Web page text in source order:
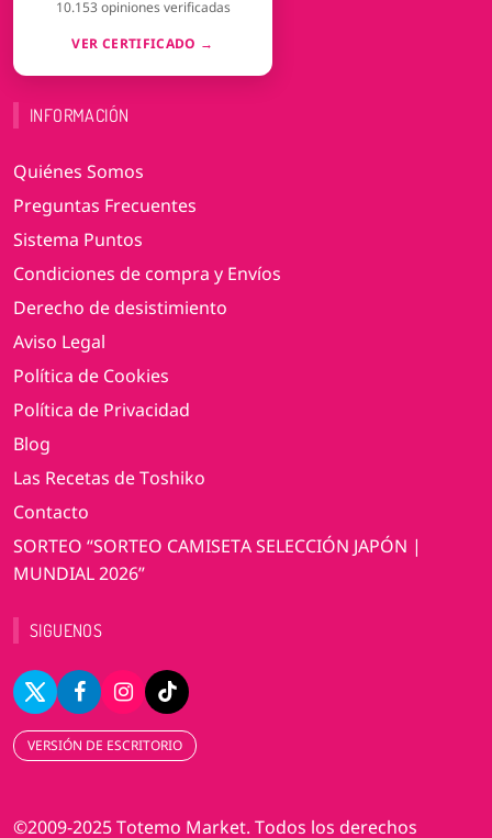
10.153 opiniones verificadas
VER CERTIFICADO →
INFORMACIÓN
Quiénes Somos
Preguntas Frecuentes
Sistema Puntos
Condiciones de compra y Envíos
Derecho de desistimiento
Aviso Legal
Política de Cookies
Política de Privacidad
Blog
Las Recetas de Toshiko
Contacto
SORTEO “SORTEO CAMISETA SELECCIÓN JAPÓN |
MUNDIAL 2026”
SIGUENOS
VERSIÓN DE ESCRITORIO
©2009-2025 Totemo Market. Todos los derechos